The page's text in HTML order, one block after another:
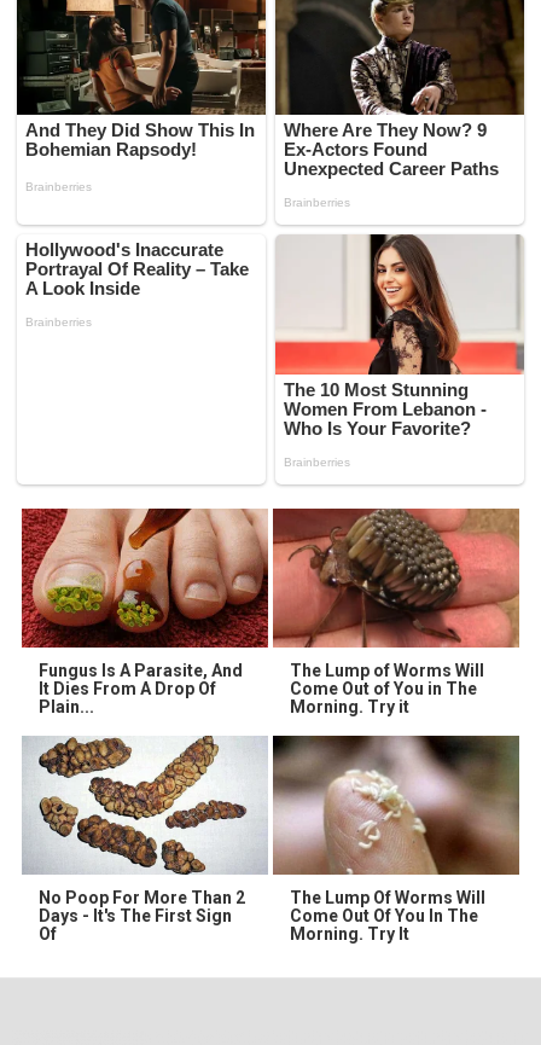
Fungus Is A Parasite, And
It Dies From A Drop Of
Plain...
The Lump of Worms Will
Come Out of You in The
Morning. Try it
No Poop For More Than 2
Days - It's The First Sign
Of
The Lump Of Worms Will
Come Out Of You In The
Morning. Try It